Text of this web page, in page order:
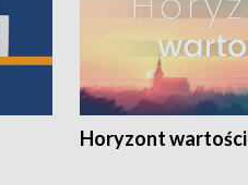
Horyzont wartości